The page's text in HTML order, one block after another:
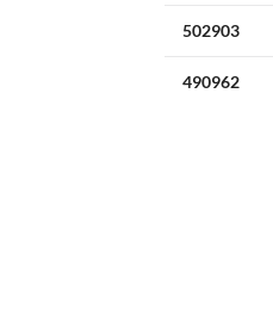
502903
490962